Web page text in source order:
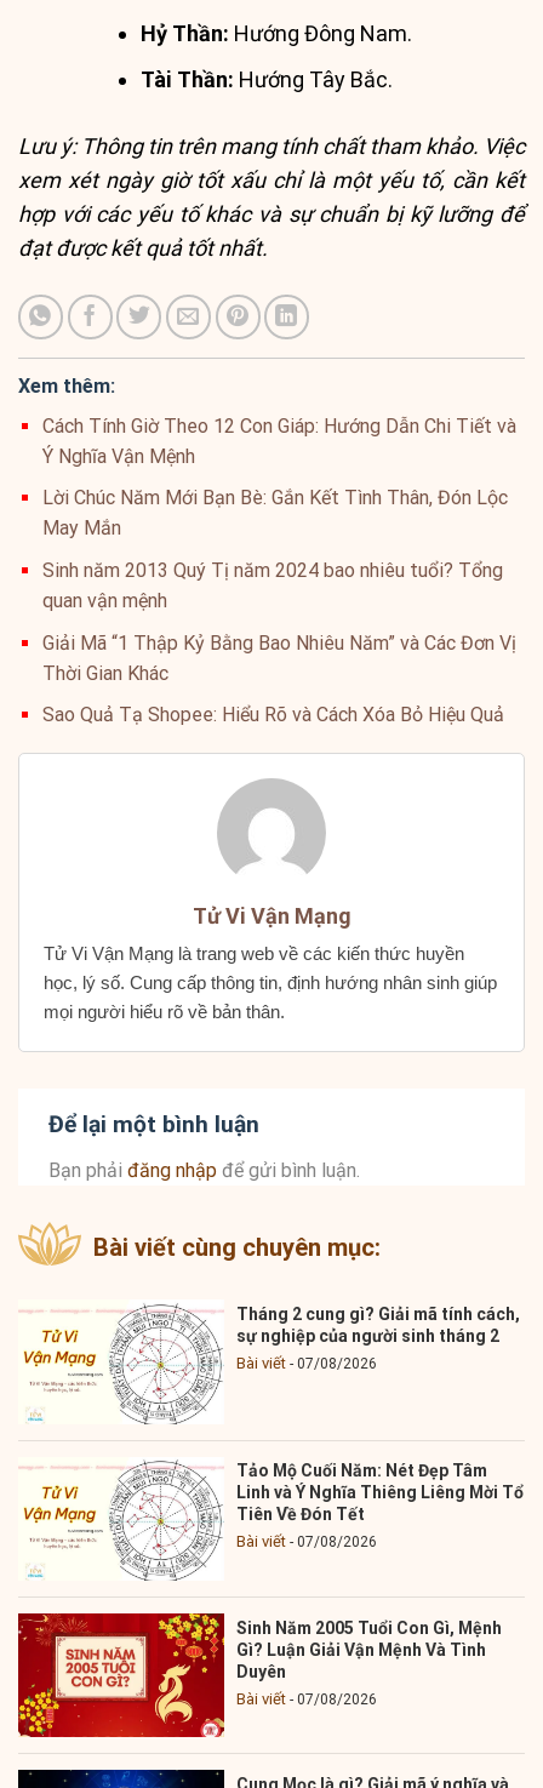
Hỷ Thần: Hướng Đông Nam.
Tài Thần: Hướng Tây Bắc.
Lưu ý: Thông tin trên mang tính chất tham khảo. Việc
xem xét ngày giờ tốt xấu chỉ là một yếu tố, cần kết
hợp với các yếu tố khác và sự chuẩn bị kỹ lưỡng để
đạt được kết quả tốt nhất.
Xem thêm:
Cách Tính Giờ Theo 12 Con Giáp: Hướng Dẫn Chi Tiết và
Ý Nghĩa Vận Mệnh
Lời Chúc Năm Mới Bạn Bè: Gắn Kết Tình Thân, Đón Lộc
May Mắn
Sinh năm 2013 Quý Tị năm 2024 bao nhiêu tuổi? Tổng
quan vận mệnh
Giải Mã “1 Thập Kỷ Bằng Bao Nhiêu Năm” và Các Đơn Vị
Thời Gian Khác
Sao Quả Tạ Shopee: Hiểu Rõ và Cách Xóa Bỏ Hiệu Quả
Tử Vi Vận Mạng
Tử Vi Vận Mạng là trang web về các kiến thức huyền
học, lý số. Cung cấp thông tin, định hướng nhân sinh giúp
mọi người hiểu rõ về bản thân.
Để lại một bình luận
Bạn phải đăng nhập để gửi bình luận.
Bài viết cùng chuyên mục:
Tháng 2 cung gì? Giải mã tính cách,
sự nghiệp của người sinh tháng 2
Bài viết 07/08/2026
Tảo Mộ Cuối Năm: Nét Đẹp Tâm
Linh và Ý Nghĩa Thiêng Liêng Mời Tổ
Tiên Về Đón Tết
Bài viết 07/08/2026
Sinh Năm 2005 Tuổi Con Gì, Mệnh
Gì? Luận Giải Vận Mệnh Và Tình
Duyên
Bài viết 07/08/2026